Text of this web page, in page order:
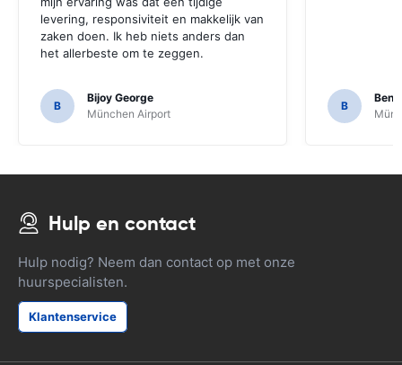
levering, responsiviteit en makkelijk van
zaken doen. Ik heb niets anders dan
het allerbeste om te zeggen.
B
Bijoy George
München Airport
B
Hulp en contact
Hulp nodig? Neem dan contact op met onze
huurspecialisten.
Klantenservice